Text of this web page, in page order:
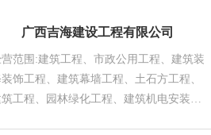
广西吉海建设工程有限公司
范围:建筑工程、市政公用工程、建筑装
饰工程、建筑幕墙工程、土石方工程、
工程、园林绿化工程、建筑机电安装工